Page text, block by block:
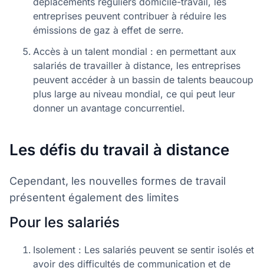
entreprises peuvent contribuer à réduire les
émissions de gaz à effet de serre.
Accès à un talent mondial : en permettant aux
salariés de travailler à distance, les entreprises
peuvent accéder à un bassin de talents beaucoup
plus large au niveau mondial, ce qui peut leur
donner un avantage concurrentiel.
Les défis du travail à distance
Cependant, les nouvelles formes de travail
présentent également des limites
Pour les salariés
Isolement : Les salariés peuvent se sentir isolés et
avoir des difficultés de communication et de